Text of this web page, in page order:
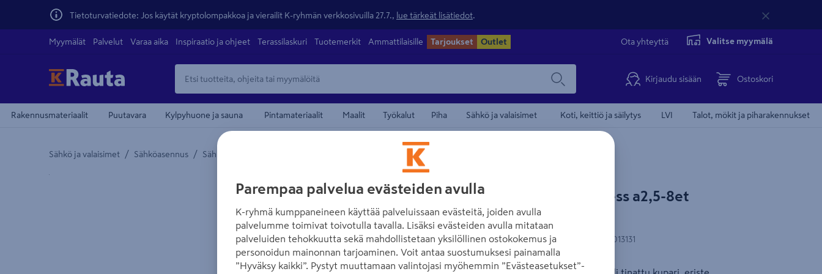
Tietoturvatiedote: Jos käytät kryptolompakkoa ja vierailit K-ryhmän verkkosivuilla 27.7., lue tärkeät lisätiedot
Myymälät Palvelut Varaa aika Inspiraatio ja ohjeet Terassilaskuri Tuotemerkit Ammattilaisille Tarjoukset Outlet Ota yhteyttä Valitse myymälä
Kirjaudu sisään Ostoskori
Rakennusmateriaalit Puutavara Kylpyhuone ja sauna Pintamateriaalit Maalit Työkalut Piha Sähkö ja valaisimet Koti, keittiö ja säilytys LVI Talot, mökit ja piharakennukset
Sähkö ja valaisimet / Sähköasennus / Sähkökaapelit
Yksityiskohtainen kuvaus löytyy Tuotteen kuvaus -maamerkistä
Pääteholkki eristetty Elpress a2,5-8et
100kpl
Tuotenumero: 501847655 EAN-koodi 7393487013131
Parempaa palvelua evästeiden avulla
K-ryhmä kumppaneineen käyttää palveluissaan evästeitä, joiden avulla
palvelumme toimivat toivotulla tavalla. Lisäksi evästeiden avulla mitataan
palveluiden tehokkuutta sekä mahdollistetaan yksilöllinen ostokokemus ja
personoidun mainonnan tarjoaminen. Voit antaa suostumuksesi painamalla
”Hyväksy kaikki”. Pystyt muuttamaan valintojasi myöhemmin ”Evästeasetukset”-